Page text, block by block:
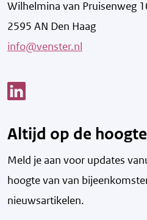
Wilhelmina van Pruisenweg
2595 AN Den Haag
info@venster.nl
Altijd op de
Meld je aan voor updates
hoogte van van
nieuwsartikelen.